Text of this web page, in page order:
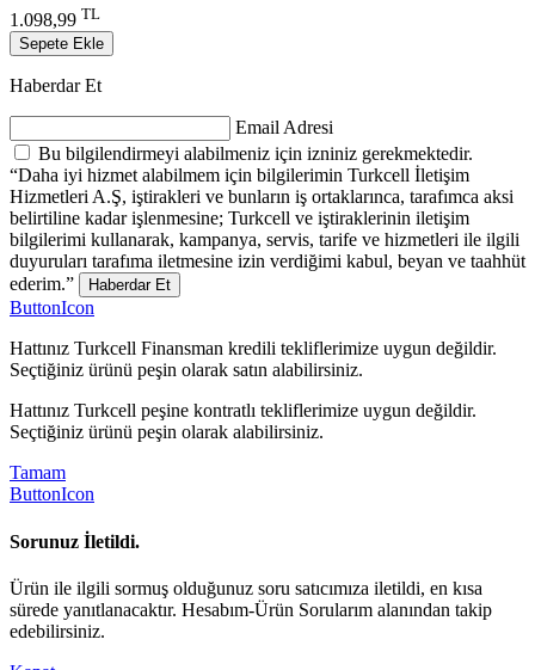
1.098,99 TL
Sepete Ekle
Haberdar Et
Email Adresi
Bu bilgilendirmeyi alabilmeniz için izniniz gerekmektedir.
“Daha iyi hizmet alabilmem için bilgilerimin Turkcell İletişim
Hizmetleri A.Ş, iştirakleri ve bunların iş ortaklarınca, tarafımca aksi
belirtiline kadar işlenmesine; Turkcell ve iştiraklerinin iletişim
bilgilerimi kullanarak, kampanya, servis, tarife ve hizmetleri ile ilgili
duyuruları tarafıma iletmesine izin verdiğimi kabul, beyan ve taahhüt
ederim.”
Haberdar Et
ButtonIcon
Hattınız Turkcell Finansman kredili tekliflerimize uygun değildir.
Seçtiğiniz ürünü peşin olarak satın alabilirsiniz.
Hattınız Turkcell peşine kontratlı tekliflerimize uygun değildir.
Seçtiğiniz ürünü peşin olarak alabilirsiniz.
Tamam
ButtonIcon
Sorunuz İletildi.
Ürün ile ilgili sormuş olduğunuz soru satıcımıza iletildi, en kısa
sürede yanıtlanacaktır. Hesabım-Ürün Sorularım alanından takip
edebilirsiniz.